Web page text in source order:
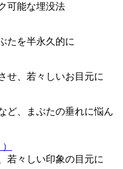
可能な埋没法
たを半永久的に
せ、若々しいお目元に
ど、まぶたの垂れに悩ん
若々しい印象の目元に